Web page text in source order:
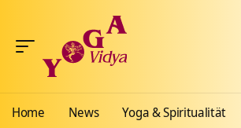
Home News Yoga & Spiritualität